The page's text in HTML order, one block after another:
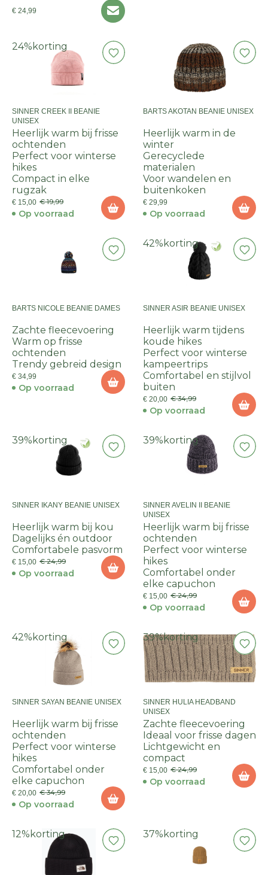
€ 24,99
24% korting
SINNER CREEK II BEANIE
UNISEX
Heerlijk warm bij frisse
ochtenden
Perfect voor winterse
hikes
Compact in elke
rugzak
€ 15,00 € 19,99
Op voorraad
BARTS AKOTAN BEANIE UNISEX
Heerlijk warm in de
winter
Gerecyclede
materialen
Voor wandelen en
buitenkoken
€ 29,99
Op voorraad
BARTS NICOLE BEANIE DAMES
Zachte fleecevoering
Warm op frisse
ochtenden
Trendy gebreid design
€ 34,99
Op voorraad
42% korting
SINNER ASIR BEANIE UNISEX
Heerlijk warm tijdens
koude hikes
Perfect voor winterse
kampeertrips
Comfortabel en stijlvol
buiten
€ 20,00 € 34,99
Op voorraad
39% korting
SINNER IKANY BEANIE UNISEX
Heerlijk warm bij kou
Dagelijks én outdoor
Comfortabele pasvorm
€ 15,00 € 24,99
Op voorraad
39% korting
SINNER AVELIN II BEANIE
UNISEX
Heerlijk warm bij frisse
ochtenden
Perfect voor winterse
hikes
Comfortabel onder
elke capuchon
€ 15,00 € 24,99
Op voorraad
42% korting
SINNER SAYAN BEANIE UNISEX
Heerlijk warm bij frisse
ochtenden
Perfect voor winterse
hikes
Comfortabel onder
elke capuchon
€ 20,00 € 34,99
Op voorraad
39%korting
SINNER HULIA HEADBAND
UNISEX
Zachte fleecevoering
Ideaal voor frisse dagen
Lichtgewicht en
compact
€ 15,00 € 24,99
Op voorraad
12% korting 37% korting